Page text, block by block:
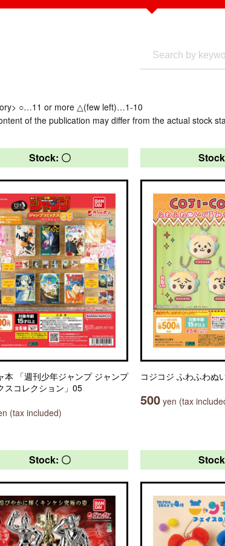
○…11 or more △(few left)…1-10
of the publication may differ from the actual stock
Stock: 〇
本 「週刊少年ジャンプ ジャンプ
スコレクション」05
(tax included)
コジコジ ふわふわぬ
500 yen (tax
Stock: 〇